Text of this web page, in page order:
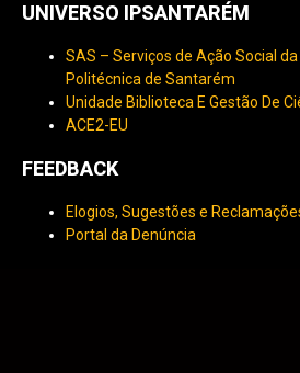
UNIVERSO IPSANTARÉM
SAS – Serviços de Ação Social
Politécnica de Santarém
Unidade Biblioteca E Gestão De
ACE2-EU
FEEDBACK
Elogios, Sugestões e
Portal da Denúncia